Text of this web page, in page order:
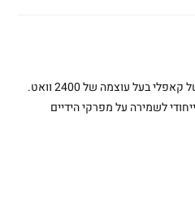
מייבש השיער האיכותי והחדשני של קאפלי בעל עוצמה של 2400 וואט.
לשמירה על מפרקי הידיים